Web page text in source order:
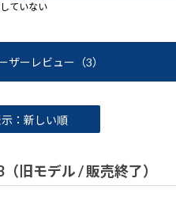
ていない
ザーレビュー （3）
：新しい順
旧モデル / 販売終了）